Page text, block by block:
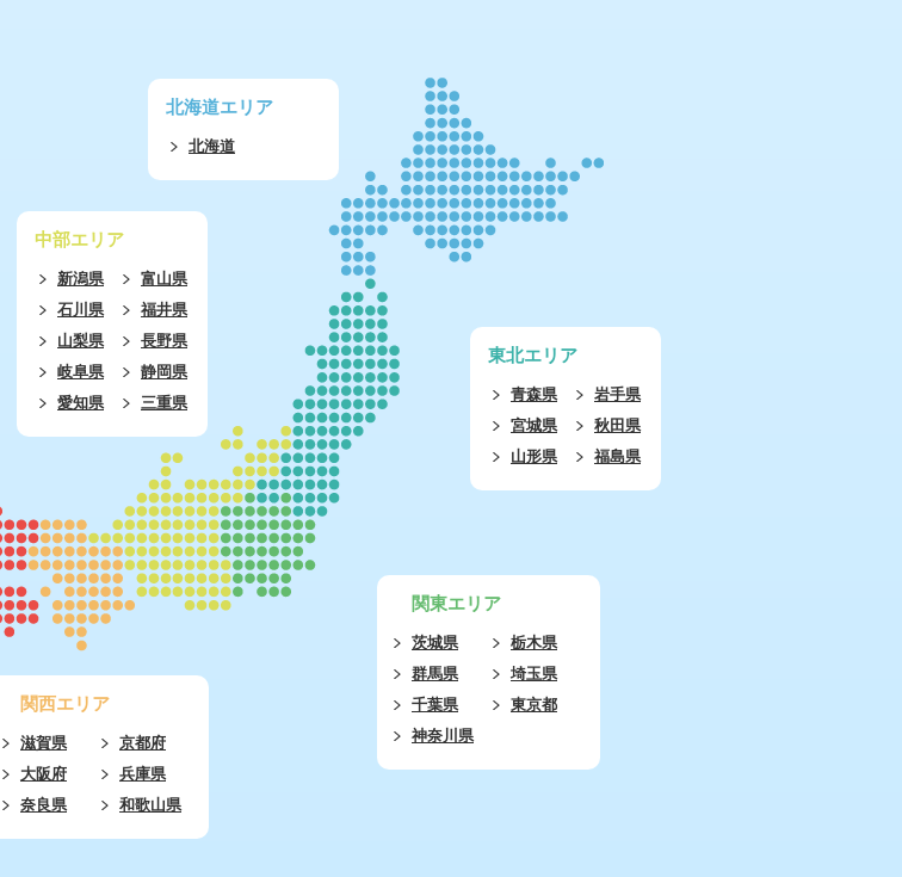
北海道エリア
北海道
東北エリア
青森県
岩手県
宮城県
秋田県
山形県
福島県
関東エリア
茨城県
栃木県
群馬県
埼玉県
千葉県
東京都
神奈川県
中部エリア
新潟県
富山県
石川県
福井県
山梨県
長野県
岐阜県
静岡県
愛知県
三重県
関西エリア
滋賀県
京都府
大阪府
兵庫県
奈良県
和歌山県